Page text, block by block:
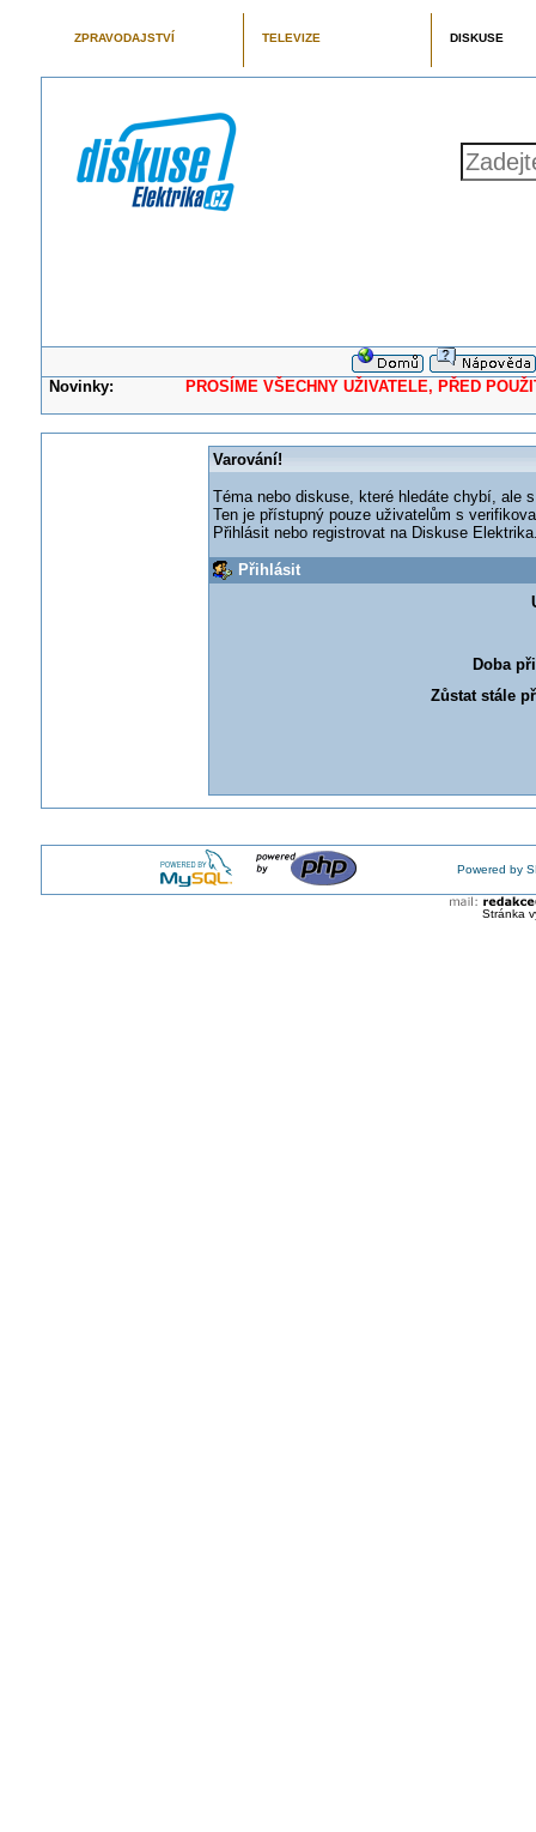
ZPRAVODAJSTVÍ TELEVIZE DISKUSE
Novinky: PROSÍME VŠECHNY UŽIVATELE, PŘED
Varování!
Téma nebo diskuse, které hledáte chybí, ale
Ten je přístupný pouze uživatelům s
Přihlásit nebo registrovat na Diskuse
Přihlásit
Doba
Zůstat stále
Powered by
Stránka